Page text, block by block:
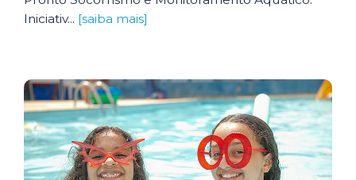
Iniciativ... [saiba mais]